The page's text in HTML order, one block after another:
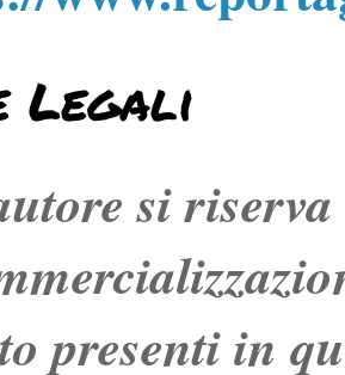
Legali
si
presenti in